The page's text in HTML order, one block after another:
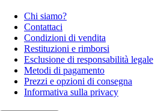
Chi siamo?
Contattaci
Condizioni di vendita
Restituzioni e rimborsi
Esclusione di responsabilità legale
Metodi di pagamento
Prezzi e opzioni di consegna
Informativa sulla privacy